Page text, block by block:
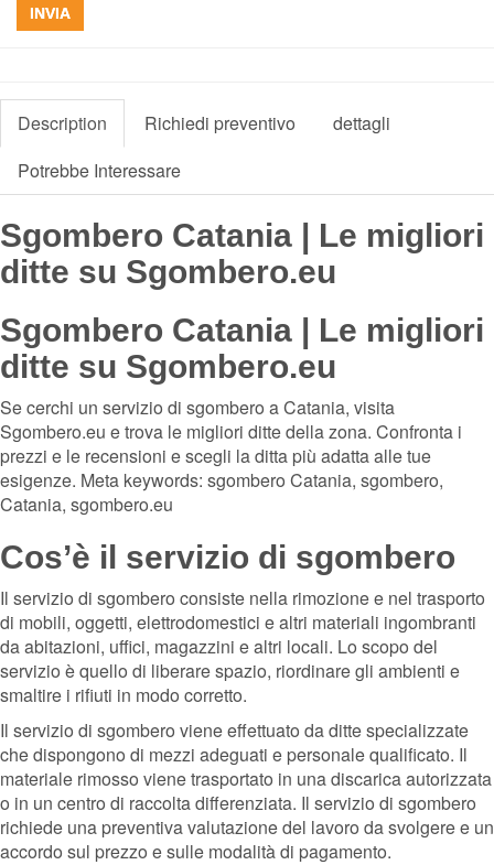
INVIA
Description Richiedi preventivo
dettagli
Potrebbe Interessare
Sgombero Catania | Le migliori
ditte su Sgombero.eu
Sgombero Catania | Le migliori
ditte su Sgombero.eu
Se cerchi un servizio di sgombero a Catania, visita
Sgombero.eu e trova le migliori ditte della zona. Confronta i
prezzi e le recensioni e scegli la ditta più adatta alle tue
esigenze. Meta keywords: sgombero Catania, sgombero,
Catania, sgombero.eu
Cos’è il servizio di sgombero
Il servizio di sgombero consiste nella rimozione e nel trasporto
di mobili, oggetti, elettrodomestici e altri materiali ingombranti
da abitazioni, uffici, magazzini e altri locali. Lo scopo del
servizio è quello di liberare spazio, riordinare gli ambienti e
smaltire i rifiuti in modo corretto.
Il servizio di sgombero viene effettuato da ditte specializzate
che dispongono di mezzi adeguati e personale qualificato. Il
materiale rimosso viene trasportato in una discarica autorizzata
o in un centro di raccolta differenziata. Il servizio di sgombero
richiede una preventiva valutazione del lavoro da svolgere e un
accordo sul prezzo e sulle modalità di pagamento.